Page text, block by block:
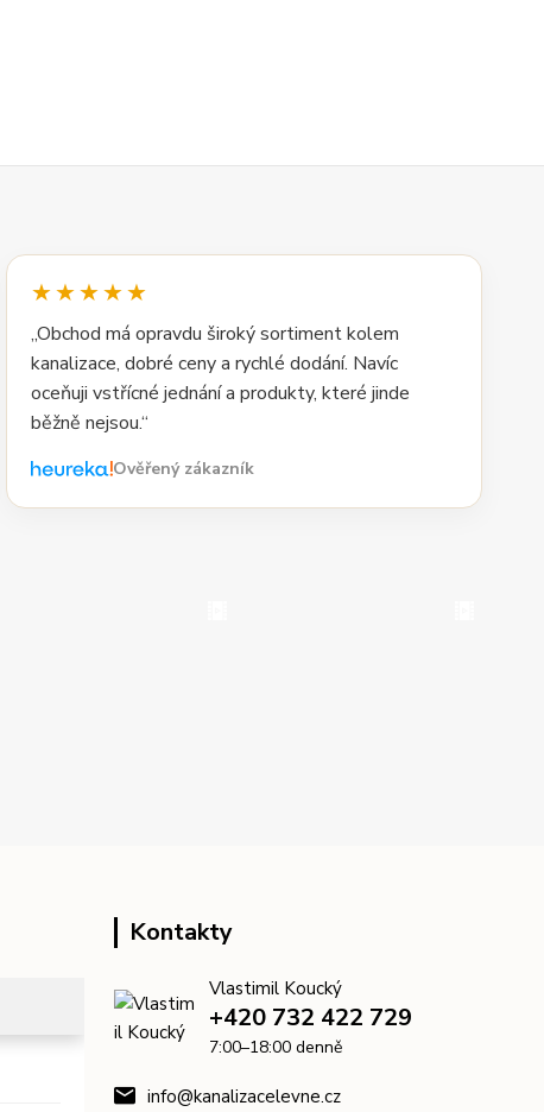
★★★★★
„Obchod má opravdu široký sortiment kolem
kanalizace, dobré ceny a rychlé dodání. Navíc
oceňuji vstřícné jednání a produkty, které jinde
běžně nejsou.“
Ověřený zákazník
Kontakty
Vlastimil Koucký
+420 732 422 729
7:00–18:00 denně
info@kanalizacelevne.cz